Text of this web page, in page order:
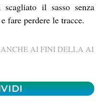
il sasso senza
fare perdere le tracce.
ANCHE AI FINI DELLA AI